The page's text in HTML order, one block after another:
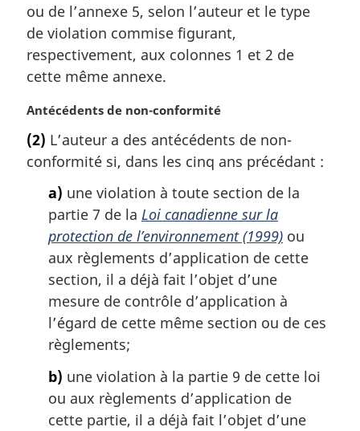
g
i
n
a
e
ou de l’annexe 5, selon l’auteur et le type
de violation commise figurant,
respectivement, aux colonnes 1 et 2 de
cette même annexe.
N
t
e
Antécédents de non-conformité
(2) L’auteur a des antécédents de non-
conformité si, dans les cinq ans précédant :
a) une violation à toute section de la
partie 7 de la Loi canadienne sur la
protection de l’environnement (1999) ou
aux règlements d’application de cette
section, il a déjà fait l’objet d’une
mesure de contrôle d’application à
l’égard de cette même section ou de ces
règlements;
b) une violation à la partie 9 de cette loi
ou aux règlements d’application de
cette partie, il a déjà fait l’objet d’une